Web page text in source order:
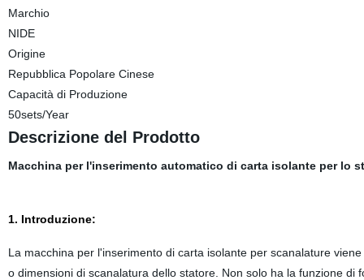
Marchio
NIDE
Origine
Repubblica Popolare Cinese
Capacità di Produzione
50sets/Year
Descrizione del Prodotto
Macchina per l'inserimento automatico di carta isolante per lo
1. Introduzione:
La macchina per l'inserimento di carta isolante per scanalature
o dimensioni di scanalatura dello statore. Non solo ha la funzione